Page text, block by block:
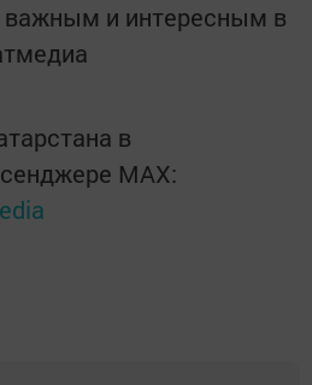
и интересным в
в
MАХ: